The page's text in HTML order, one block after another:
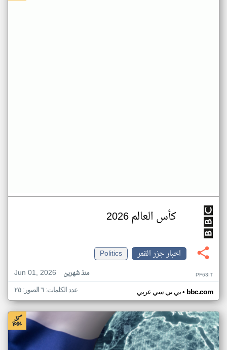
كأس العالم 2026
اخبار جزر القمر
Politics
Jun 01, 2026
منذ شهرين PF63IT
بي بي سي عربي• bbc.com عدد الكلمات: ٦ الصور: ٢٥